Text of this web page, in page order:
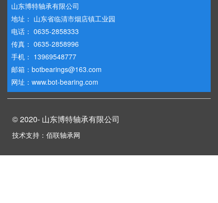
山东博特轴承有限公司
地址： 山东省临清市烟店镇工业园
电话： 0635-2858333
传真： 0635-2858996
手机： 13969548777
邮箱：botbearings@163.com
网址：www.bot-bearing.com
© 2020- 山东博特轴承有限公司
技术支持：佰联轴承网